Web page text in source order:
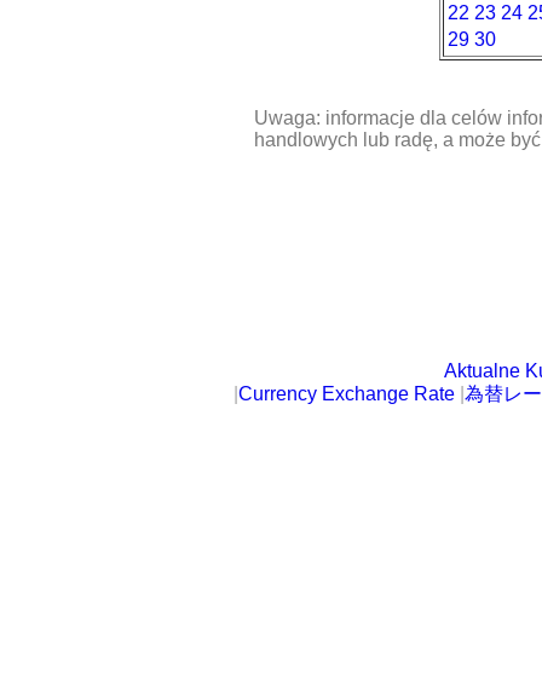
22 23 24
29 30
Uwaga: informacje dla celów
handlowych lub radę, a może
Aktualne
Currency Exchange Rate 為替レ